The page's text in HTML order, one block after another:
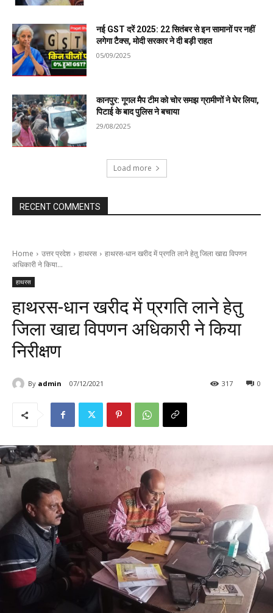
नई GST दरें 2025: 22 सितंबर से इन सामानों पर नहीं
लगेगा टैक्स, मोदी सरकार ने दी बड़ी राहत
05/09/2025
कानपुर: गूगल मैप टीम को चोर समझ ग्रामीणों ने घेर लिया,
पिटाई के बाद पुलिस ने बचाया
29/08/2025
Load more
RECENT COMMENTS